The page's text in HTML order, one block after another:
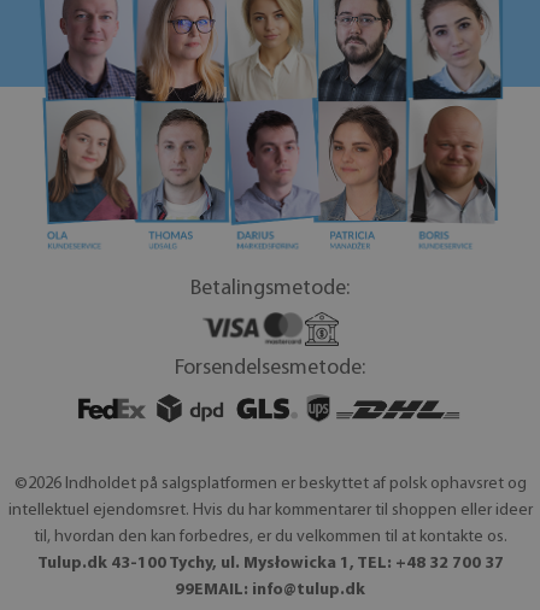
Betalingsmetode:
Forsendelsesmetode:
©2026 Indholdet på salgsplatformen er beskyttet af polsk ophavsret og
intellektuel ejendomsret. Hvis du har kommentarer til shoppen eller ideer
til, hvordan den kan forbedres, er du velkommen til at kontakte os.
Tulup.dk 43-100 Tychy, ul. Mysłowicka 1, TEL: +48 32 700 37
99EMAIL: info@tulup.dk